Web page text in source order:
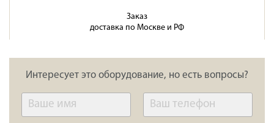
Заказ
доставка по Москве и РФ
Интересует это оборудование, но есть вопросы?